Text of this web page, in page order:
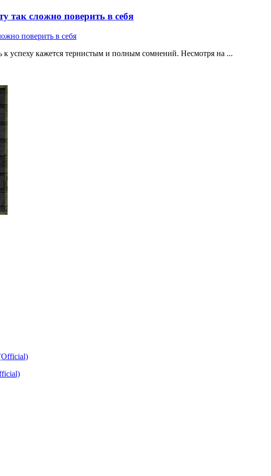
сложно поверить в себя
успеху кажется тернистым и полным сомнений. Несмотря на ...